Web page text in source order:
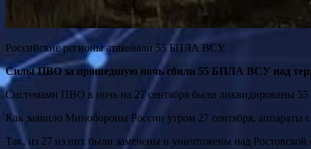
Российские регионы атаковали 55 БПЛА ВСУ.
Силы ПВО за прошедшую ночь сбили 55 БПЛА ВСУ над
Системами ПВО в ночь на 27 сентября были ликвидированы
Как заявило Минобороны России утром 27 сентября, аппараты
Так, из 27 из них были замечены и уничтожены над